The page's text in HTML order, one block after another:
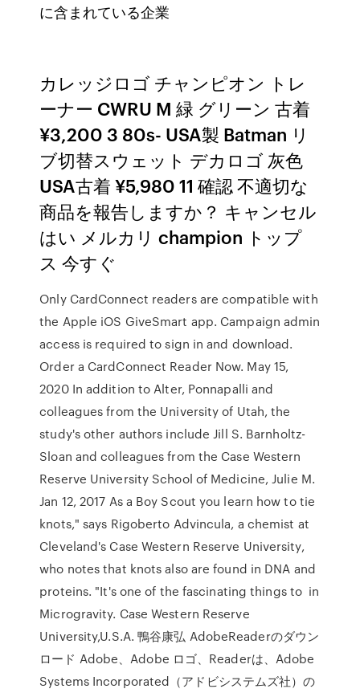
に含まれている企業
カレッジロゴ チャンピオン トレ
ーナー CWRU M 緑 グリーン 古着
¥3,200 3 80s- USA製 Batman リ
ブ切替スウェット デカロゴ 灰色
USA古着 ¥5,980 11 確認 不適切な
商品を報告しますか？ キャンセル
はい メルカリ champion トップ
ス 今すぐ
Only CardConnect readers are compatible with
the Apple iOS GiveSmart app. Campaign admin
access is required to sign in and download.
Order a CardConnect Reader Now. May 15,
2020 In addition to Alter, Ponnapalli and
colleagues from the University of Utah, the
study's other authors include Jill S. Barnholtz-
Sloan and colleagues from the Case Western
Reserve University School of Medicine, Julie M.
Jan 12, 2017 As a Boy Scout you learn how to tie
knots," says Rigoberto Advincula, a chemist at
Cleveland's Case Western Reserve University,
who notes that knots also are found in DNA and
proteins. "It's one of the fascinating things to in
Microgravity. Case Western Reserve
University,U.S.A. 鴨谷康弘 AdobeReaderのダウン
ロード Adobe、Adobe ロゴ、Readerは、Adobe
Systems Incorporated（アドビシステムズ社）の